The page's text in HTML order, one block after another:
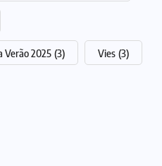
Verão 2025 (3) Vies (3)